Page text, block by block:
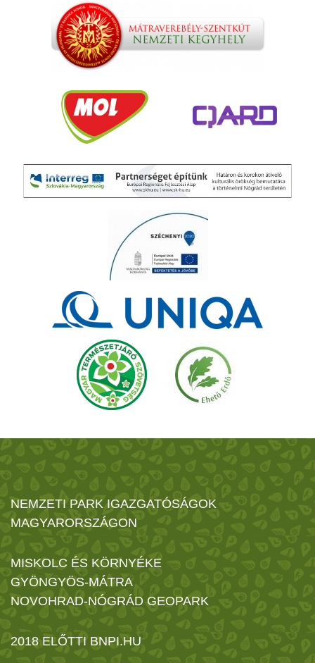
NEMZETI PARK IGAZGATÓSÁGOK
MAGYARORSZÁGON
MISKOLC ÉS KÖRNYÉKE
GYÖNGYÖS-MÁTRA
NOVOHRAD-NÓGRÁD GEOPARK
2018 ELŐTTI BNPI.HU